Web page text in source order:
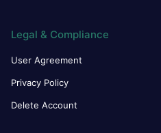
Legal & Compliance
User Agreement
Privacy Policy
Delete Account